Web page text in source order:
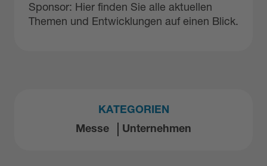
Sponsor: Hier finden Sie alle aktuellen
Themen und Entwicklungen auf einen Blick.
KATEGORIEN
Messe
Unternehmen